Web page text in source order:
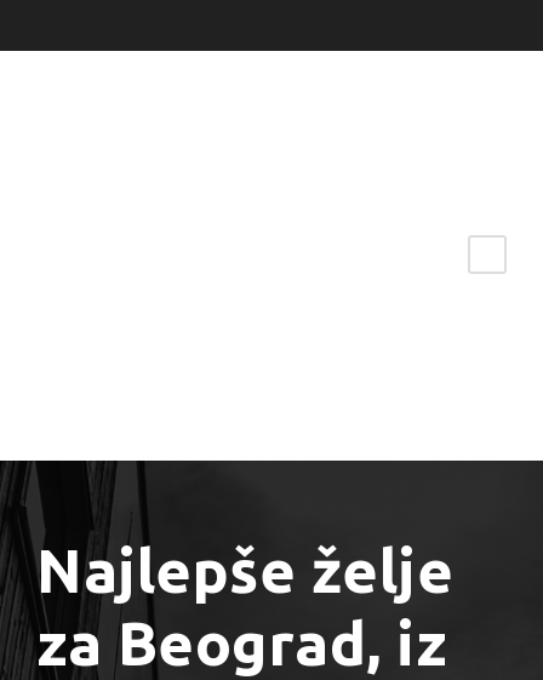
Najlepše želje
za Beograd, iz